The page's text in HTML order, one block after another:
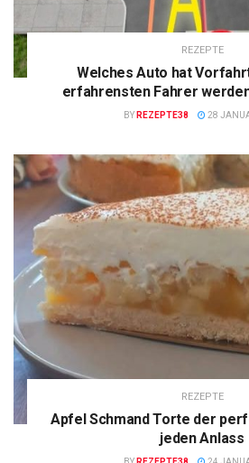
REZEPTE
Welches Auto hat
erfahrensten Fahrer
BY REZEPTE38 28
REZEPTE
Apfel Schmand Torte der
jeden Anlass